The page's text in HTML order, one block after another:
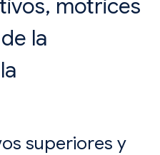
motrices
la
superiores y